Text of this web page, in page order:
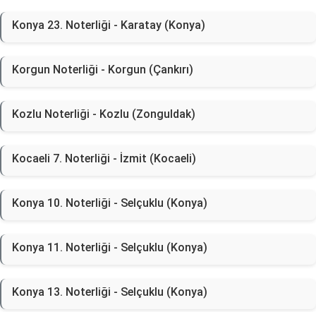
Konya 23. Noterliği - Karatay (Konya)
Korgun Noterliği - Korgun (Çankırı)
Kozlu Noterliği - Kozlu (Zonguldak)
Kocaeli 7. Noterliği - İzmit (Kocaeli)
Konya 10. Noterliği - Selçuklu (Konya)
Konya 11. Noterliği - Selçuklu (Konya)
Konya 13. Noterliği - Selçuklu (Konya)